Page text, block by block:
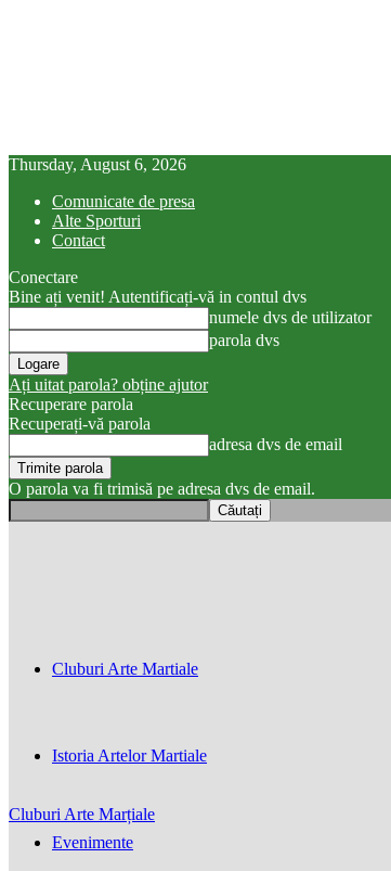
Thursday, August 6, 2026
Comunicate de presa
Alte Sporturi
Contact
Conectare
Bine ați venit! Autentificați-vă in contul dvs
numele dvs de utilizator
parola dvs
Ați uitat parola? obține ajutor
Recuperare parola
Recuperați-vă parola
adresa dvs de email
O parola va fi trimisă pe adresa dvs de email.
Cluburi Arte Marțiale
Cluburi Arte Martiale
Istoria Artelor Martiale
Evenimente